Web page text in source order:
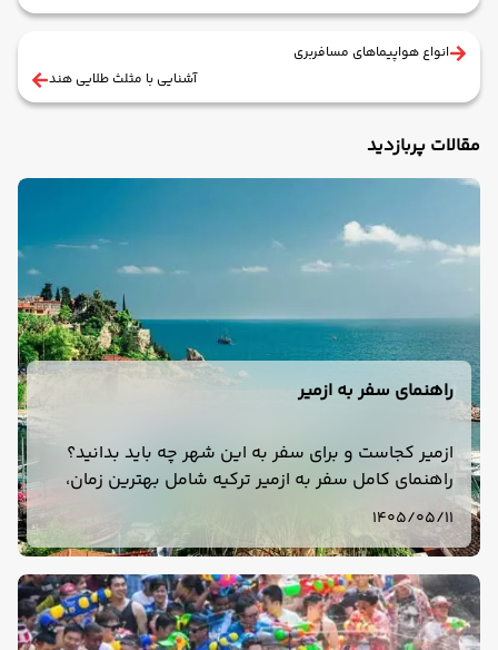
انواع هواپیماهای مسافربری
آشنایی با مثلث طلایی هند
مقالات پربازدید
راهنمای سفر به ازمیر
ازمیر کجاست و برای سفر به این شهر چه باید بدانید؟
راهنمای کامل سفر به ازمیر ترکیه شامل بهترین زمان،
هزینه، هتل، حمل‌ونقل، جاهای دیدنی، غذا و تور ازمیر.
1405/05/11